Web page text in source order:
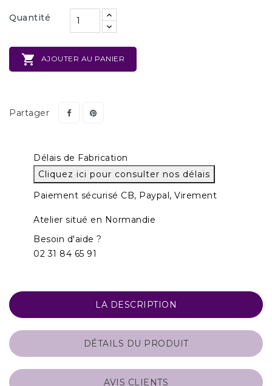
Quantité
 AJOUTER AU PANIER
Partager
Délais de Fabrication
Cliquez ici pour consulter nos délais
Paiement sécurisé CB, Paypal, Virement
Atelier situé en Normandie
Besoin d'aide ?
02 31 84 65 91
LA DESCRIPTION
DÉTAILS DU PRODUIT
AVIS CLIENTS